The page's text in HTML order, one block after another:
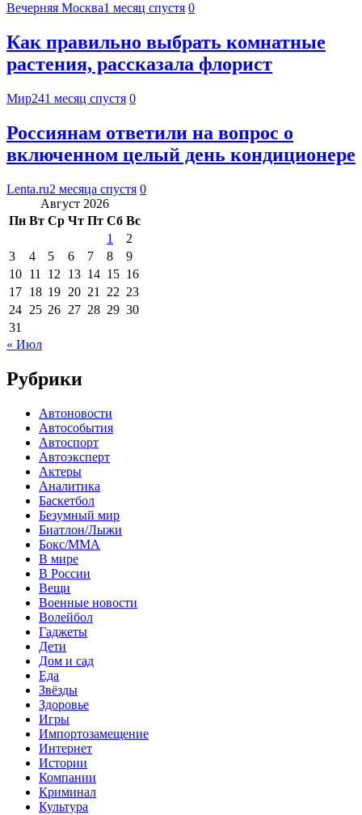
Вечерняя Москва1 месяц спустя 0
Как правильно выбрать комнатные
растения, рассказала флорист
Мир241 месяц спустя 0
Россиянам ответили на вопрос о
включенном целый день кондиционере
Lenta.ru2 месяца спустя 0
Август 2026
Пн Вт Ср Чт Пт Сб Вс
1
2
3
4 5 6 7 8
9
10 11 12 13 14 15 16
17 18 19 20 21 22 23
24 25 26 27 28 29 30
31
« Июл
Рубрики
Автоновости
Автособытия
Автоспорт
Автоэксперт
Актеры
Аналитика
Баскетбол
Безумный мир
Биатлон/Лыжи
Бокс/MMA
В мире
В России
Вещи
Военные новости
Волейбол
Гаджеты
Дети
Дом и сад
Еда
Звёзды
Здоровье
Игры
Импортозамещение
Интернет
Истории
Компании
Криминал
Культура